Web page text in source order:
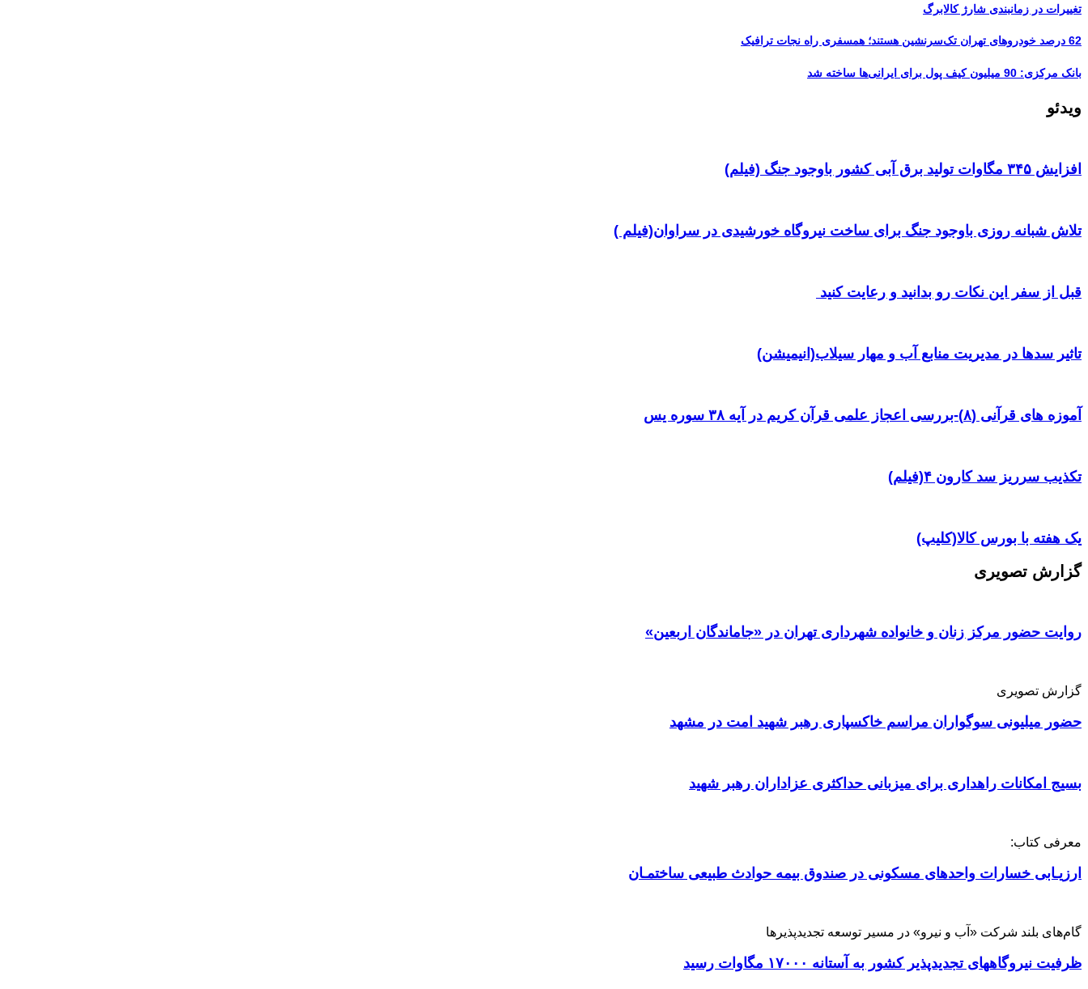
تغییرات در زمانبندی‌ شارژ کالابرگ
62 درصد خودروهای تهران تک‌سرنشین‌ هستند؛ همسفری راه نجات ترافیک
بانک مرکزی: 90 میلیون کیف پول برای ایرانی‌ها ساخته شد
ویدئو
افزایش ۳۴۵ مگاوات تولید برق آبی کشور باوجود جنگ (فیلم)
تلاش شبانه روزی باوجود جنگ برای ساخت نیروگاه خورشیدی در سراوان(فیلم )
قبل از سفر این نکات رو بدانید و رعایت کنید ‌
تاثیر سدها در مدیریت منابع آب و مهار سیلاب(انیمیشن)
آموزه های قرآنی (۸)-بررسی اعجاز علمی قرآن کریم در آیه ۳۸ سوره یس
تکذیب سرریز سد کارون ۴(فیلم)
یک هفته با بورس کالا(کلیپ)
گزارش تصویری
روایت حضور مرکز زنان و خانواده شهرداری تهران در «جاماندگان اربعین»
گزارش تصویری
حضور میلیونی سوگواران مراسم خاکسپاری رهبر شهید امت در مشهد
بسیج امکانات راهداری برای میزبانی حداکثری عزاداران رهبر شهید
معرفی کتاب:
ارزیـابی خسارات واحدهای مسکونی در صندوق بیمه حوادث طبیعی ساختمـان
گام‌های بلند شرکت «آب و نیرو» در مسیر توسعه تجدیدپذیرها
ظرفیت نیروگاههای تجدیدپذیر کشور به آستانه ۱۷۰۰۰ مگاوات رسید